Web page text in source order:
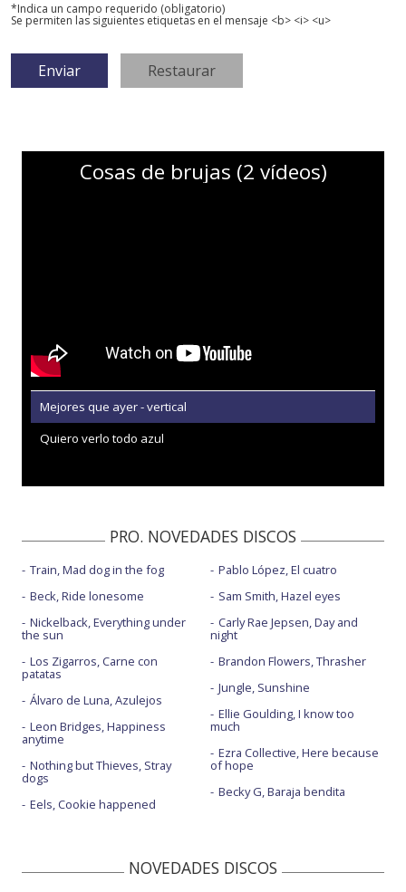
*Indica un campo requerido (obligatorio)
Se permiten las siguientes etiquetas en el mensaje <b> <i> <u>
Cosas de brujas (2 vídeos)
Mejores que ayer - vertical
Quiero verlo todo azul
PRO. NOVEDADES DISCOS
Train, Mad dog in the fog
Beck, Ride lonesome
Nickelback, Everything under
the sun
Los Zigarros, Carne con
patatas
Álvaro de Luna, Azulejos
Leon Bridges, Happiness
anytime
Nothing but Thieves, Stray
dogs
Eels, Cookie happened
Pablo López, El cuatro
Sam Smith, Hazel eyes
Carly Rae Jepsen, Day and
night
Brandon Flowers, Thrasher
Jungle, Sunshine
Ellie Goulding, I know too
much
Ezra Collective, Here because
of hope
Becky G, Baraja bendita
NOVEDADES DISCOS